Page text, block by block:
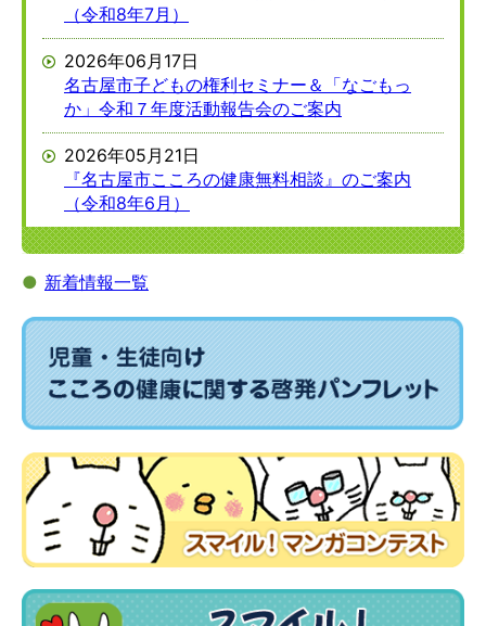
（令和8年7月）
2026年06月17日
名古屋市子どもの権利セミナー＆「なごもっ
か」令和７年度活動報告会のご案内
2026年05月21日
『名古屋市こころの健康無料相談』のご案内
（令和8年6月）
● 新着情報一覧